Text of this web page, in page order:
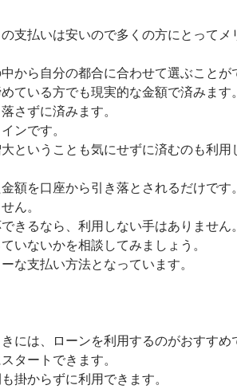
支払いは安いので多くの方にとってメ
から自分の都合に合わせて選ぶことが
ている方でも現実的な金額で済みます。
さずに済みます。
ンです。
ということも気にせずに済むのも利用
額を口座から引き落とされるだけです。
ん。
きるなら、利用しない手はありません。
いないかを相談してみましょう。
な支払い方法となっています。
には、ローンを利用するのがおすすめ
タートできます。
掛からずに利用できます。